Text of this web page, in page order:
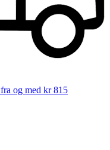
fra og med kr 815